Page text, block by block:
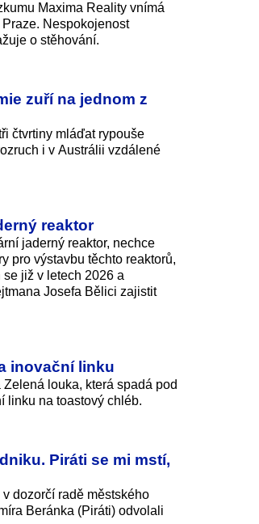
Maxima Reality vnímá
Nespokojenost
o stěhování.
zuří na jednom z
čtvrtiny mláďat rypouše
i v Austrálii vzdálené
reaktor
jaderný reaktor, nechce
pro výstavbu těchto reaktorů,
již v letech 2026 a
Josefa Bělici zajistit
inovační linku
louka, která spadá pod
linku na toastový chléb.
Piráti se mi mstí,
dozorčí radě městského
Beránka (Piráti) odvolali